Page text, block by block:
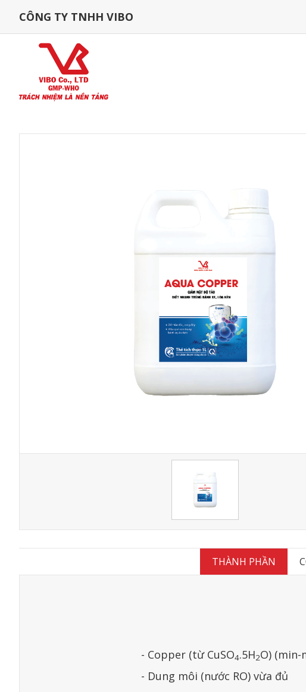
CÔNG TY TNHH VIBO
Trang Chủ Sản Phẩm
THÀNH PHẦN
- Copper (từ CuSO4.5H2O) (min-
- Dung môi (nước RO) vừa đủ